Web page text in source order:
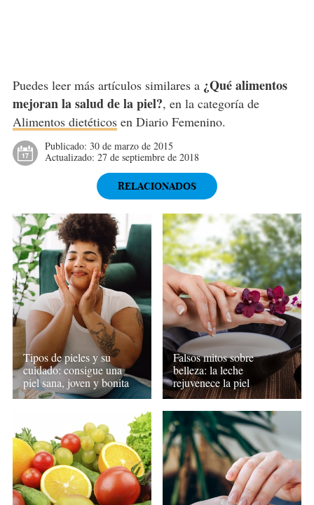
Puedes leer más artículos similares a ¿Qué alimentos
mejoran la salud de la piel?, en la categoría de
Alimentos dietéticosen Diario Femenino.
Publicado: 30 de marzo de 2015
Actualizado: 27 de septiembre de 2018
RELACIONADOS
Tipos de pieles y su
cuidado: consigue una
piel sana, joven y bonita
Falsos mitos sobre
belleza: la leche
rejuvenece la piel